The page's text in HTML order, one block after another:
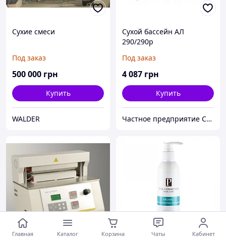
Сухие смеси
Под заказ
500 000 грн
Купить
WALDER
Сухой бассейн АЛ
290/290р
Под заказ
4 087 грн
Купить
Частное предприятие София Мед
Главная Каталог Корзина Чаты Кабинет